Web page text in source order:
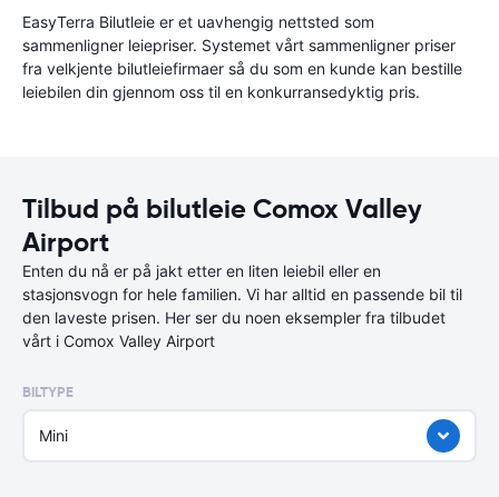
EasyTerra Bilutleie er et uavhengig nettsted som
sammenligner leiepriser. Systemet vårt sammenligner priser
fra velkjente bilutleiefirmaer så du som en kunde kan bestille
leiebilen din gjennom oss til en konkurransedyktig pris.
Tilbud på bilutleie Comox Valley
Airport
Enten du nå er på jakt etter en liten leiebil eller en
stasjonsvogn for hele familien. Vi har alltid en passende bil til
den laveste prisen. Her ser du noen eksempler fra tilbudet
vårt i Comox Valley Airport
BILTYPE
Mini